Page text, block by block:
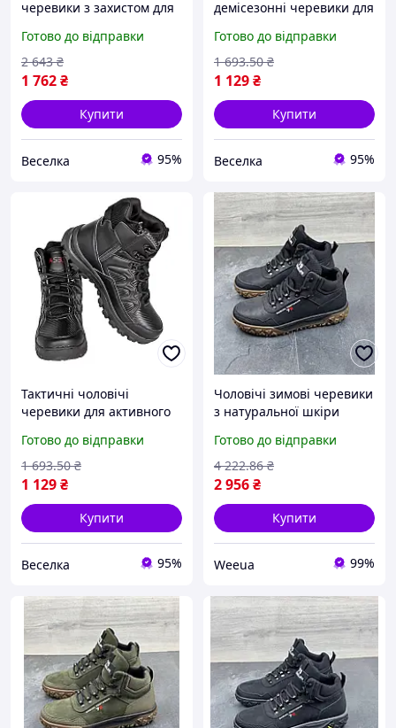
черевики з захистом для
роботи на природі
комфортні та
повітропроникні FLAME
Готово до відправки
1 762₴
2 643 ₴
Купити
Веселка 95%
демісезонні черевики для
роботи з захистом і
комфортом FLAME
Готово до відправки
1 129₴
1 693.50 ₴
Купити
Веселка 95%
Тактичні чоловічі
черевики для активного
амортизацією й захистом
від ударів FLAME
Готово до відправки
1 129₴
1 693.50 ₴
Купити
Веселка 95%
Чоловічі зимові черевики
з натуральної шкіри
п'яти Мужские зимние
ботинки из натуральной
кожи черные с
Готово до відправки
2 956₴
4 222.86 ₴
Купити
Weeua 99%